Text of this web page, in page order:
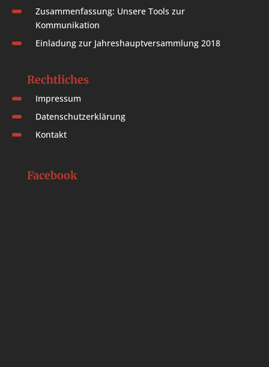
Zusammenfassung: Unsere Tools zur
Kommunikation
Einladung zur Jahreshauptversammlung 2018
Rechtliches
Impressum
Datenschutzerklärung
Kontakt
Facebook